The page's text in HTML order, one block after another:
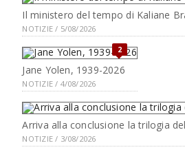
Il ministero del tempo di Kaliane
NOTIZIE / 5/08/2026
2
Jane Yolen, 1939-2026
NOTIZIE / 4/08/2026
Arriva alla conclusione la trilogia
NOTIZIE / 3/08/2026